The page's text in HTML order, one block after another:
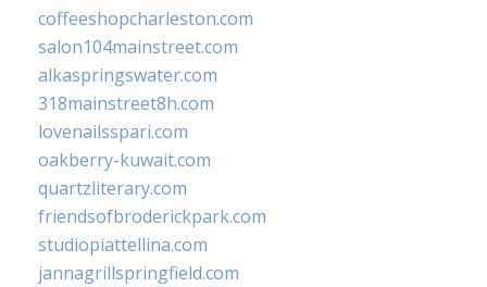
coffeeshopcharleston.com
salon104mainstreet.com
alkaspringswater.com
318mainstreet8h.com
lovenailsspari.com
oakberry-kuwait.com
quartzliterary.com
friendsofbroderickpark.com
studiopiattellina.com
jannagrillspringfield.com